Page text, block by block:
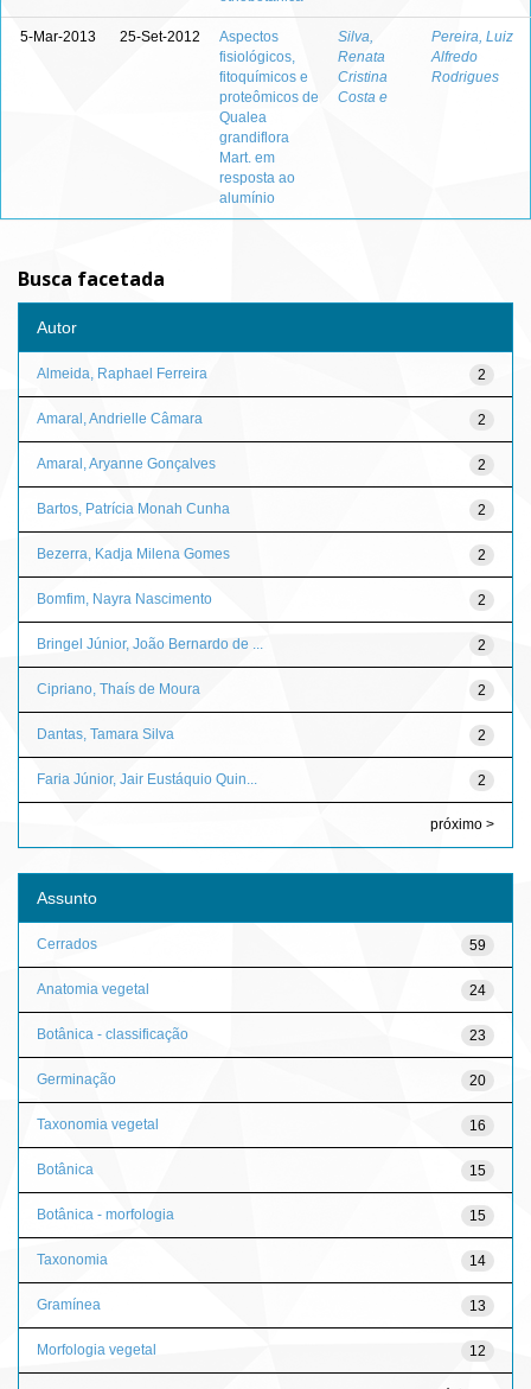
5-Mar-2013 25-Set-2012
Aspectos
fisiológicos,
fitoquímicos e
proteômicos de
Qualea
grandiflora
Mart. em
resposta ao
alumínio
Silva,
Renata
Cristina
Costa e
Pereira, Luiz
Alfredo
Rodrigues
Busca facetada
Autor
2
Almeida, Raphael Ferreira
2
Amaral, Andrielle Câmara
2
Amaral, Aryanne Gonçalves
2
Bartos, Patrícia Monah Cunha
2
Bezerra, Kadja Milena Gomes
2
Bomfim, Nayra Nascimento
2
Bringel Júnior, João Bernardo de ...
2
Cipriano, Thaís de Moura
2
Dantas, Tamara Silva
2
Faria Júnior, Jair Eustáquio Quin...
próximo >
Assunto
59
Cerrados
24
Anatomia vegetal
23
Botânica - classificação
20
Germinação
16
Taxonomia vegetal
15
Botânica
15
Botânica - morfologia
14
Taxonomia
13
Gramínea
12
Morfologia vegetal